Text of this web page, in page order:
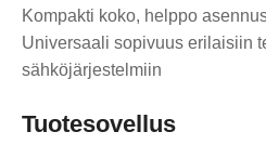
Kompakti koko, helppo
Universaali sopivuus erilaisiin
sähköjärjestelmiin
Tuotesovellus